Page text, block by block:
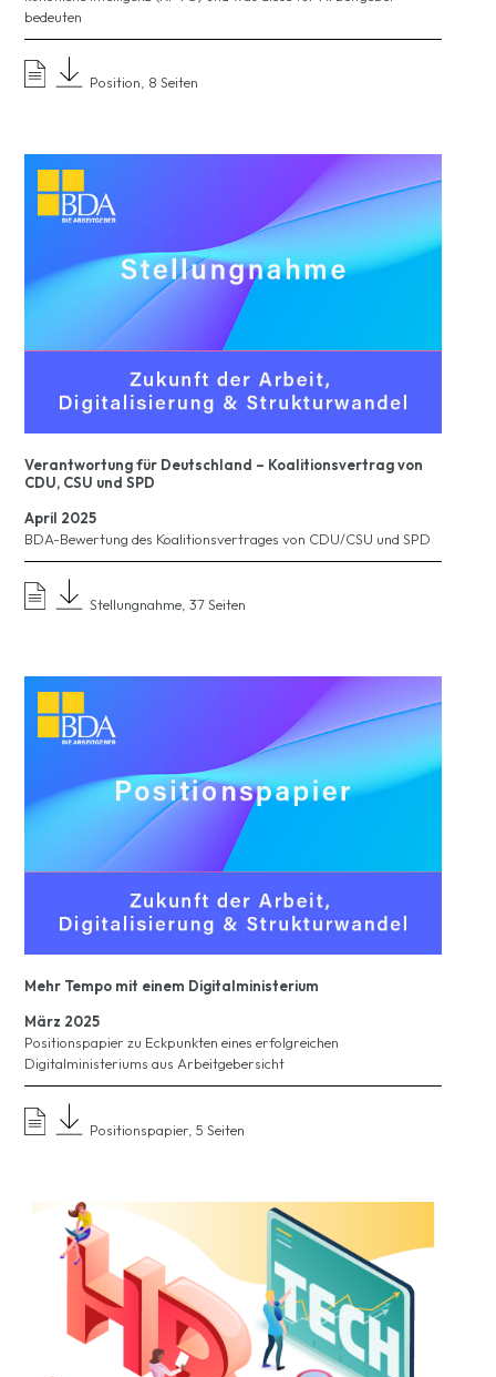
bedeuten
Position, 8 Seiten
Verantwortung für Deutschland – Koalitionsvertrag von
CDU, CSU und SPD
April 2025
BDA-Bewertung des Koalitionsvertrages von CDU/CSU und SPD
Stellungnahme, 37 Seiten
Mehr Tempo mit einem Digitalministerium
März 2025
Positionspapier zu Eckpunkten eines erfolgreichen
Digitalministeriums aus Arbeitgebersicht
Positionspapier, 5 Seiten